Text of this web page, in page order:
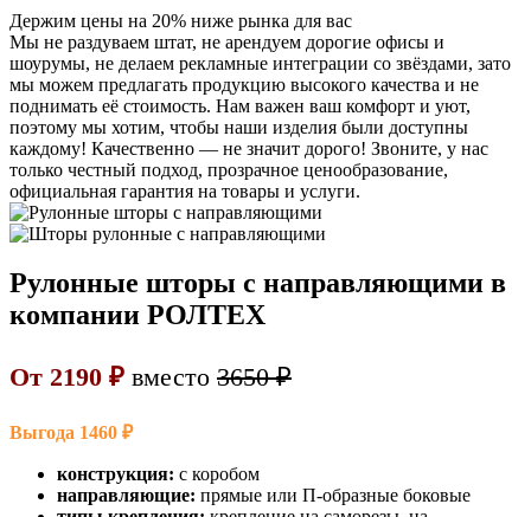
Держим цены на 20% ниже рынка для вас
Мы не раздуваем штат, не арендуем дорогие офисы и
шоурумы, не делаем рекламные интеграции со звёздами, зато
мы можем предлагать продукцию высокого качества и не
поднимать её стоимость. Нам важен ваш комфорт и уют,
поэтому мы хотим, чтобы наши изделия были доступны
каждому! Качественно — не значит дорого! Звоните, у нас
только честный подход, прозрачное ценообразование,
официальная гарантия на товары и услуги.
Рулонные шторы с направляющими в
компании РОЛТЕХ
От 2190 ₽ вместо 3650 ₽
Выгода 1460 ₽
конструкция: с коробом
направляющие: прямые или П-образные боковые